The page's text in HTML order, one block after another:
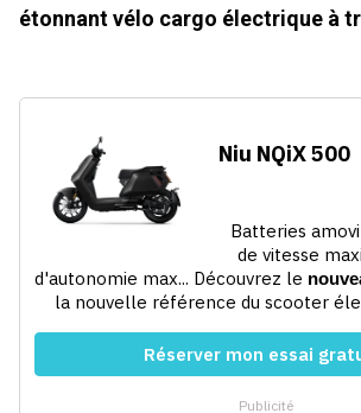
étonnant vélo cargo électrique à